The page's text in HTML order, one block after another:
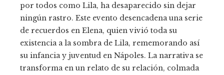
por todos como Lila, ha desaparecido sin dejar
ningún rastro. Este evento desencadena una serie
de recuerdos en Elena, quien vivió toda su
existencia a la sombra de Lila, rememorando así
su infancia y juventud en Nápoles. La narrativa se
transforma en un relato de su relación, colmada